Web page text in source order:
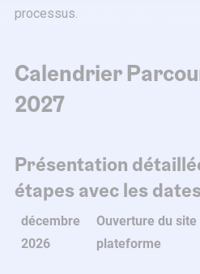
processus.
Calendrier
2027
Présentation
étapes avec les
décembre
2026
Ouverture du
plateforme